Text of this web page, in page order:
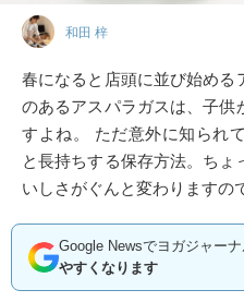
和田 梓
春になると店頭に並び始める
のあるアスパラガスは、子供
すよね。 ただ意外に知られ
と長持ちする保存方法。ち
いしさがぐんと変わりますの
Google Newsでヨガジャー
やすくなります